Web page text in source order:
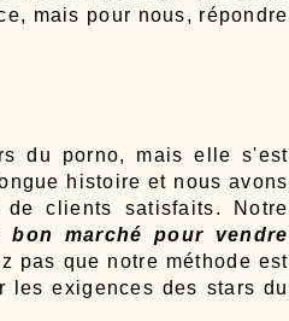
mais pour nous, répondre
du porno, mais elle s'est
histoire et nous avons
clients satisfaits. Notre
bon marché pour vendre
pas que notre méthode est
exigences des stars du